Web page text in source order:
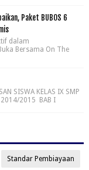
Paket BUBOS 6
dalam
Bersama On The
SISWA KELAS IX SMP
2014/2015 BAB I
Standar Pembiayaan